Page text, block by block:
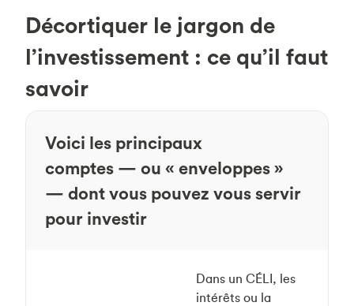
Décortiquer le jargon de
l’investissement : ce qu’il faut
savoir
Voici les principaux
comptes — ou « enveloppes »
— dont vous pouvez vous servir
pour investir
Dans un CÉLI, les
intérêts ou la